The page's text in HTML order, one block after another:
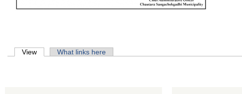
Primary tabs
View (active tab)What links here